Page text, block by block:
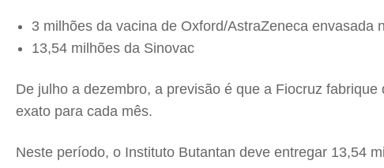
3 milhões da vacina de Oxford/AstraZeneca envasada
13,54 milhões da Sinovac
De julho a dezembro, a previsão é que a Fiocruz
exato para cada mês.
Neste período, o Instituto Butantan deve entregar 13,54